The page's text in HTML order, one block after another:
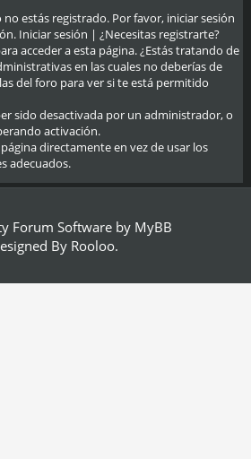
no estás registrado. Por favor, iniciar sesión
Iniciar sesión | ¿Necesitas registrarte?
acceder a esta página. ¿Estás tratando de
en las cuales no deberías de
del foro para ver si te está permitido
sido desactivada por un administrador, o
activación.
directamente en vez de usar los
adecuados.
Forum Software by MyBB
By Rooloo.